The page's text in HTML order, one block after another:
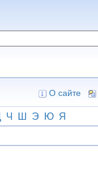
О сайте
Ч Ш Э Ю Я